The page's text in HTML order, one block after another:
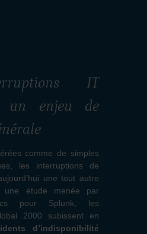
IT
un enjeu de
comme de simples
les interruptions de
une tout autre
une étude menée par
pour Splunk, les
2000 subissent en
d’indisponibilité